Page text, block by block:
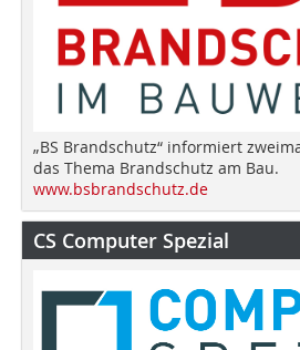
„BS Brandschutz“ informiert
das Thema Brandschutz am Bau.
www.bsbrandschutz.de
CS Computer Spezial